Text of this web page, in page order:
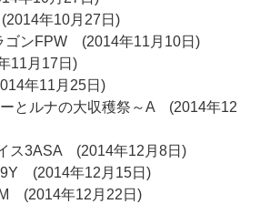
年10月27日)
ゴンFPW (2014年11月10日)
11月17日)
年11月25日)
とルナの大収穫祭～A (2014年12
ス3ASA (2014年12月8日)
(2014年12月15日)
(2014年12月22日)